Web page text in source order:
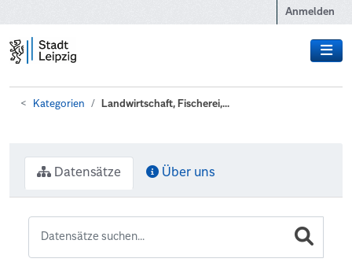
Anmelden
Kategorien Landwirtschaft, Fischerei,...
Datensätze Über uns